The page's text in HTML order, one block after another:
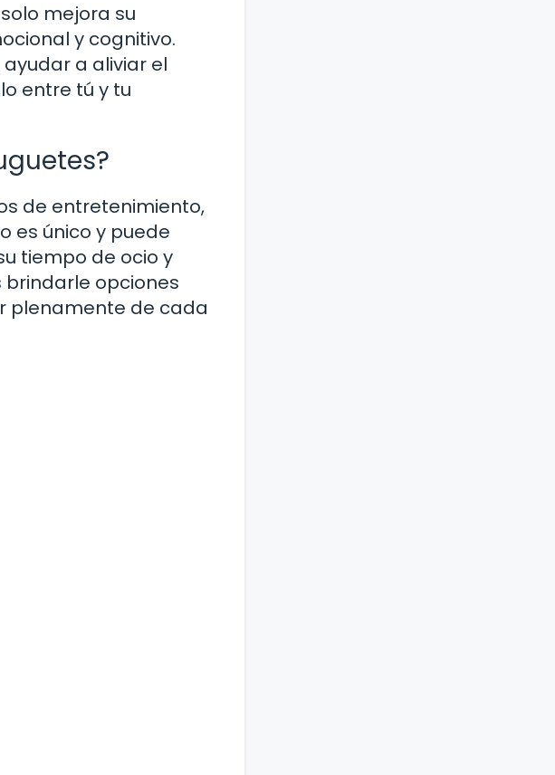
mejora su
y cognitivo.
a aliviar el
entre tú y tu
de entretenimiento,
es único y puede
tiempo de ocio y
opciones
plenamente de cada